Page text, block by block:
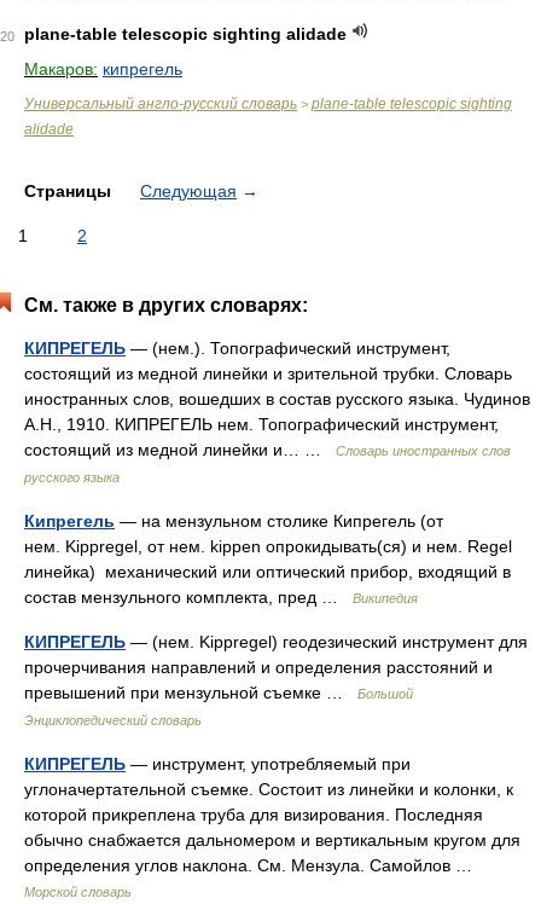
20
plane-table telescopic sighting alidade
Макаров: кипрегель
Универсальный англо-русский словарь > plane-table telescopic sighting
alidade
Страницы Следующая →
1 2
См. также в других словарях:
КИПРЕГЕЛЬ — (нем.). Топографический инструмент,
состоящий из медной линейки и зрительной трубки. Словарь
иностранных слов, вошедших в состав русского языка. Чудинов
А.Н., 1910. КИПРЕГЕЛЬ нем. Топографический инструмент,
состоящий из медной линейки и… …
Словарь иностранных слов
русского языка
Кипрегель — на мензульном столике Кипрегель (от
нем. Kippregel, от нем. kippen опрокидывать(ся) и нем. Regel
линейка) механический или оптический прибор, входящий в
состав мензульного комплекта, пред …
Википедия
КИПРЕГЕЛЬ — (нем. Kippregel) геодезический инструмент для
прочерчивания направлений и определения расстояний и
превышений при мензульной съемке …
Большой
Энциклопедический словарь
КИПРЕГЕЛЬ — инструмент, употребляемый при
углоначертательной съемке. Состоит из линейки и колонки, к
которой прикреплена труба для визирования. Последняя
обычно снабжается дальномером и вертикальным кругом для
определения углов наклона. См. Мензула. Самойлов …
Морской словарь